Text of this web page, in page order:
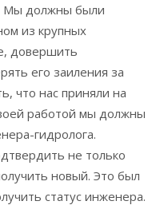
Мы должны были
из крупных
довершить
его заиления за
что нас приняли на
работой мы должны
гидролога.
не только
новый. Это был
статус инженера.